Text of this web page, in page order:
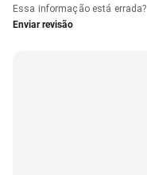
Essa informação está errada?
Enviar revisão